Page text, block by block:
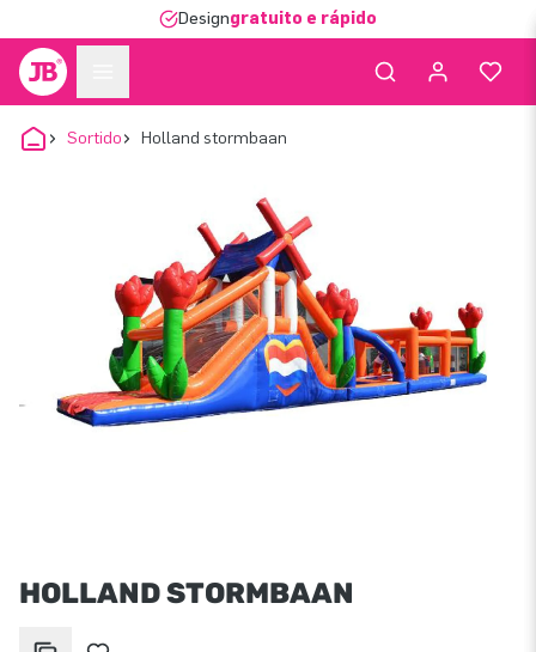
Designgratuito e rápido
Sortido Holland stormbaan
HOLLAND STORMBAAN